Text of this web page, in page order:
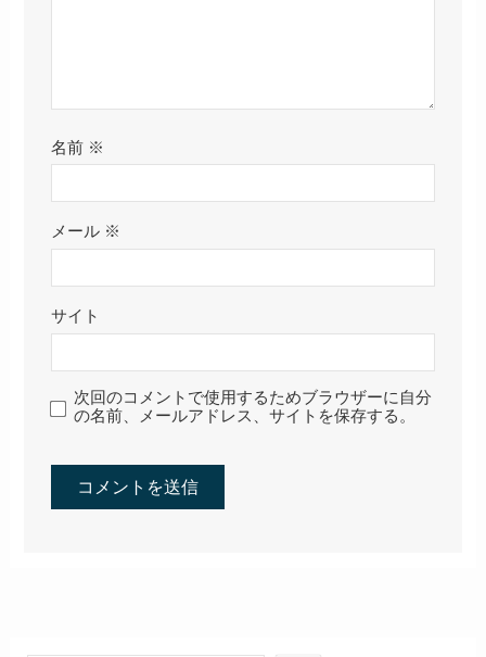
名前 ※
メール ※
サイト
次回のコメントで使用するためブラウザーに自分
の名前、メールアドレス、サイトを保存する。